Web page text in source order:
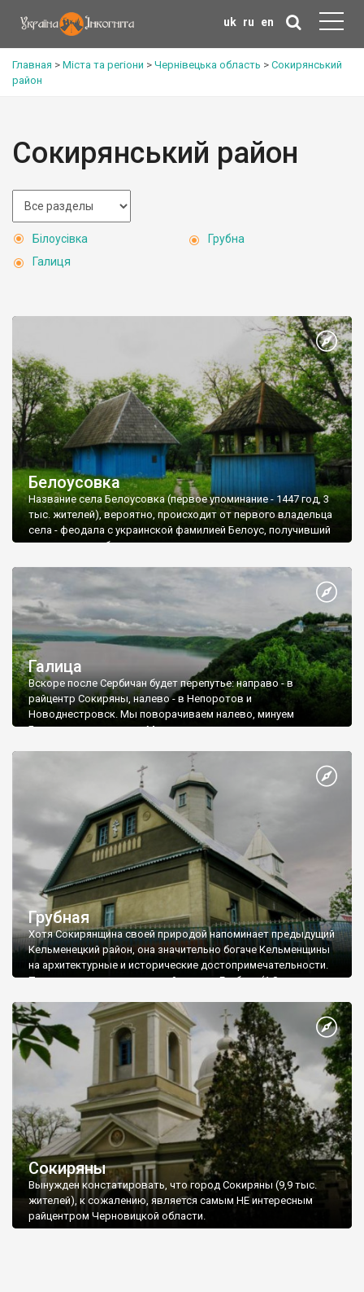
uk ru en
Главная > Міста та регіони > Чернівецька область > Сокирянський
район
Сокирянський район
Білоусівка
Галиця
Грубна
Белоусовка
Название села Белоусовка (первое упоминание - 1447 год, 3
тыс. жителей), вероятно, происходит от первого владельца
села - феодала с украинской фамилией Белоус, получивший
поселение в собственность согласно грамоты молдавского
названии села. Говорят, что на месте сегодняшнего центра
села стояла гора, на которой росли высокие ели и сосны.
Однажды ветер занес березовое семечко, которое
проросло в щели одной из каменных глыб.
Галица
Вскоре после Сербичан будет перепутье: направо - в
райцентр Сокиряны, налево - в Непоротов и
Новоднестровск. Мы поворачиваем налево, минуем
Белоусовку и за селом Михалковое поворачиваем направо к
села Непоротова, частично затопленного во время
строительства Днестровской ГЭС. Здесь, на холмах Днестра
среди живописных скал в нерукотворных пещерах
расположился один из нескольких на территории Украины
пещерных монастырей - Свято-Николаевский.
Грубная
Хотя Сокирянщина своей природой напоминает предыдущий
Кельменецкий район, она значительно богаче Кельменщины
на архитектурные и исторические достопримечательности.
Первая деревня на пути к райцентру - Грубная (1,8 тыс.
известных нам из путешествий в Белую Криницу (Глыбоцкий
район) и Липоване (Вижницкий район). От трассы до села -
около двух километров (поворот направо на Грубную
находится в начале района).
Сокиряны
Вынужден констатировать, что город Сокиряны (9,9 тыс.
жителей), к сожалению, является самым НЕ интересным
райцентром Черновицкой области.